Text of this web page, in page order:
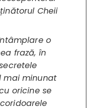
Cheii
o
frază, în
mai minunat
oricine se